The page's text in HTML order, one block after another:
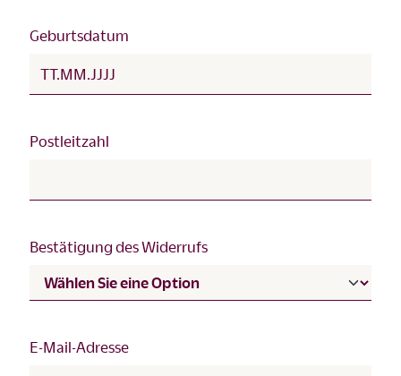
Geburtsdatum
Postleitzahl
Bestätigung des Widerrufs
E-Mail-Adresse